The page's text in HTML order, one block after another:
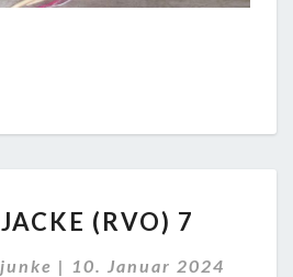
(RVO)(RVO) 7
| 10. Januar 2024